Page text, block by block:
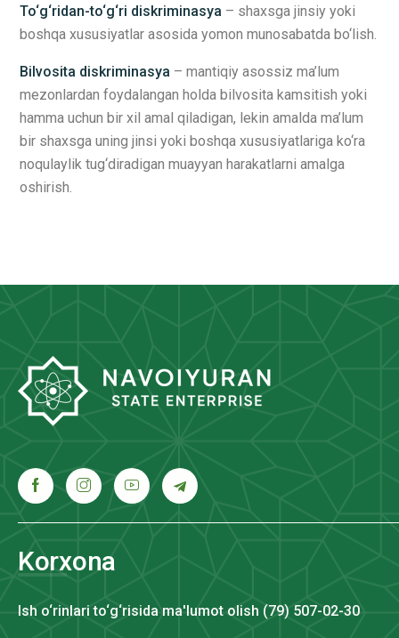
To‘g‘ridan-to‘g‘ri diskriminasya – shaxsga jinsiy yoki
boshqa xususiyatlar asosida yomon munosabatda bo‘lish.
Bilvosita diskriminasya – mantiqiy asossiz ma’lum
mezonlardan foydalangan holda bilvosita kamsitish yoki
hamma uchun bir xil amal qiladigan, lekin amalda ma’lum
bir shaxsga uning jinsi yoki boshqa xususiyatlariga ko‘ra
noqulaylik tug‘diradigan muayyan harakatlarni amalga
oshirish.
Korxona
Ish o‘rinlari to‘g‘risida ma'lumot olish (79) 507-02-30